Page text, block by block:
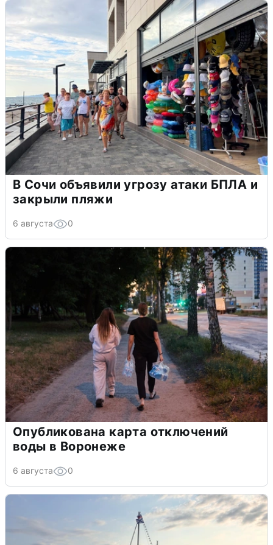
В Сочи объявили угрозу атаки БПЛА и
закрыли пляжи
6 августа 0
Опубликована карта отключений
воды в Воронеже
6 августа 0